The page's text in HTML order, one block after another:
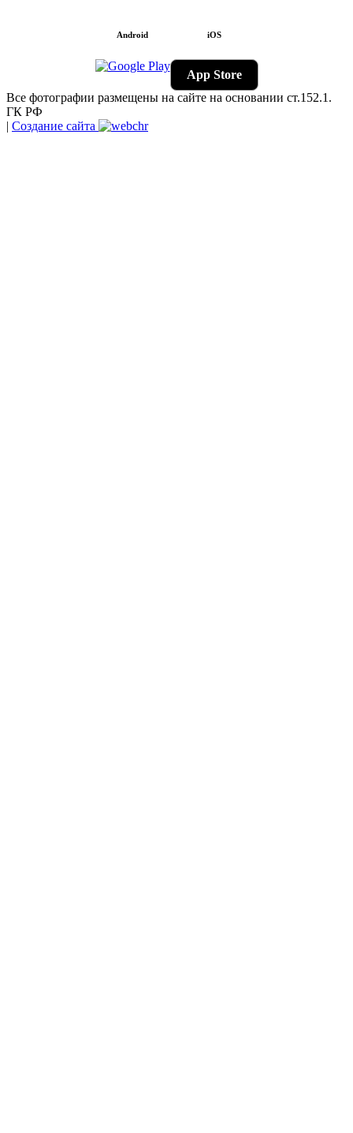
Android iOS
App Store
Все фотографии размещены на сайте на основании ст.152.1.
ГК РФ
| Создание сайта